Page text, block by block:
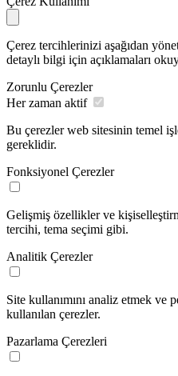
Çerez tercihlerinizi aşağıdan
detaylı bilgi için açıklamaları
Zorunlu Çerezler
Her zaman aktif
Bu çerezler web sitesinin temel
gereklidir.
Fonksiyonel Çerezler
Gelişmiş özellikler ve
tercihi, tema seçimi gibi.
Analitik Çerezler
Site kullanımını analiz etmek ve
kullanılan çerezler.
Pazarlama Çerezleri